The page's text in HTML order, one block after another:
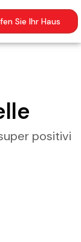
Sie Ihr Haus
positivi